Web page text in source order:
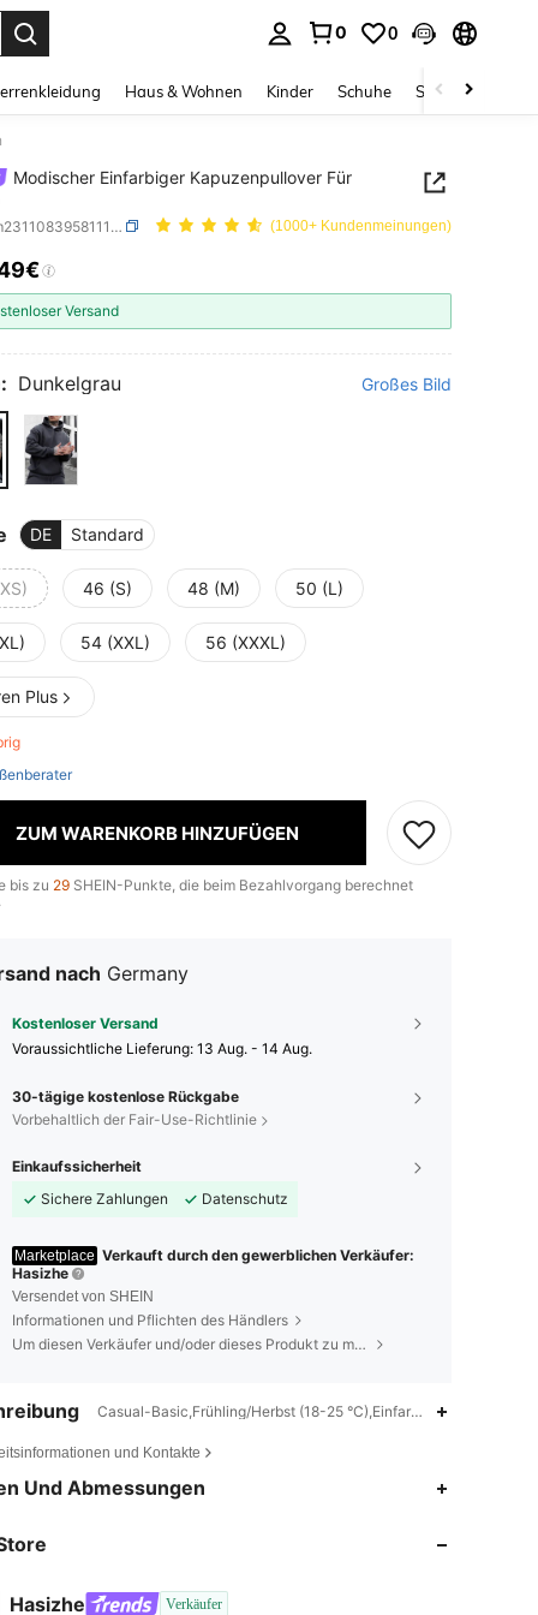
0 0
Haus & Wohnen Kinder Schuhe Schmuck &
Modischer Einfarbiger Kapuzenpullover Für
SKU: sm2311083958111333 (1000+ Kundenmeinungen)
AND AVAILABILITY
Versand
Dunkelgrau Großes Bild
DE Standard
46 (S) 48 (M) 50 (L)
54 (XXL) 56 (XXXL)
Plus
ZUM WARENKORB HINZUFÜGEN
bis zu 29 SHEIN-Punkte, die beim Bezahlvorgang berechnet
nach Germany
Kostenloser Versand
Voraussichtliche Lieferung: 13 Aug. - 14 Aug.
30-tägige kostenlose Rückgabe
Vorbehaltlich der Fair-Use-Richtlinie
Einkaufssicherheit
Sichere Zahlungen
Datenschutz
Marketplace Verkauft durch den gewerblichen Verkäufer:
Hasizhe
Versendet von SHEIN
Informationen und Pflichten des Händlers
Um diesen Verkäufer und/oder dieses Produkt zu melden
Casual-Basic,Frühling/Herbst (18-25 °C),Einfarbig
und Kontakte
Und Abmessungen
Hasizhe Verkäufer